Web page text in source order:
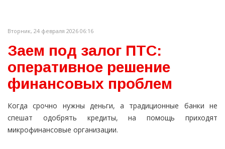
Вторник, 24 февраля 2026 06:16
Заем под залог ПТС:
оперативное решение
финансовых проблем
Когда срочно нужны деньги, а традиционные банки не
спешат одобрять кредиты, на помощь приходят
микрофинансовые организации.